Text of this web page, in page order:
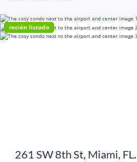
recién listado
261 SW 8th St, Miami, FL